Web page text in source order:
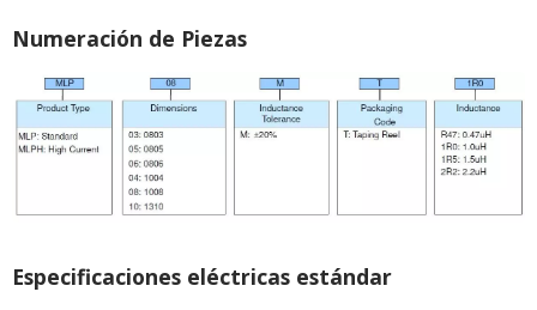
Numeración de Piezas
Especificaciones eléctricas estándar